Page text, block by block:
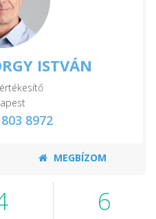
ISTVÁN
8972
MEGBÍZOM
6